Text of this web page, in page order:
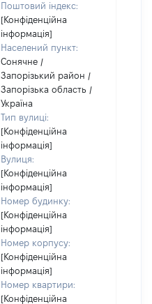
Поштовий індекс:
[Конфіденційна
інформація]
Населений пункт:
Сонячне /
Запорізький район /
Запорізька область /
Україна
Тип вулиці:
[Конфіденційна
інформація]
Вулиця:
[Конфіденційна
інформація]
Номер будинку:
[Конфіденційна
інформація]
Номер корпусу:
[Конфіденційна
інформація]
Номер квартири:
[Конфіденційна